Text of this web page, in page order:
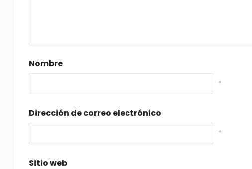
Nombre
*
Dirección de correo electrónico
*
Sitio web